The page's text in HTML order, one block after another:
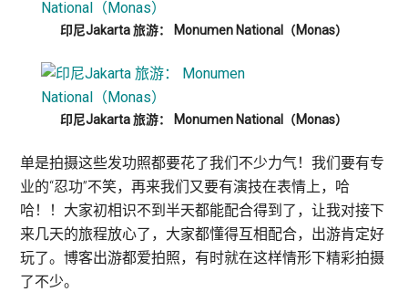
印尼Jakarta 旅游： Monumen National（Monas）
印尼Jakarta 旅游： Monumen National（Monas）
单是拍摄这些发功照都要花了我们不少力气！我们要有专
业的“忍功”不笑，再来我们又要有演技在表情上，哈
哈！！大家初相识不到半天都能配合得到了，让我对接下
来几天的旅程放心了，大家都懂得互相配合，出游肯定好
玩了。博客出游都爱拍照，有时就在这样情形下精彩拍摄
了不少。